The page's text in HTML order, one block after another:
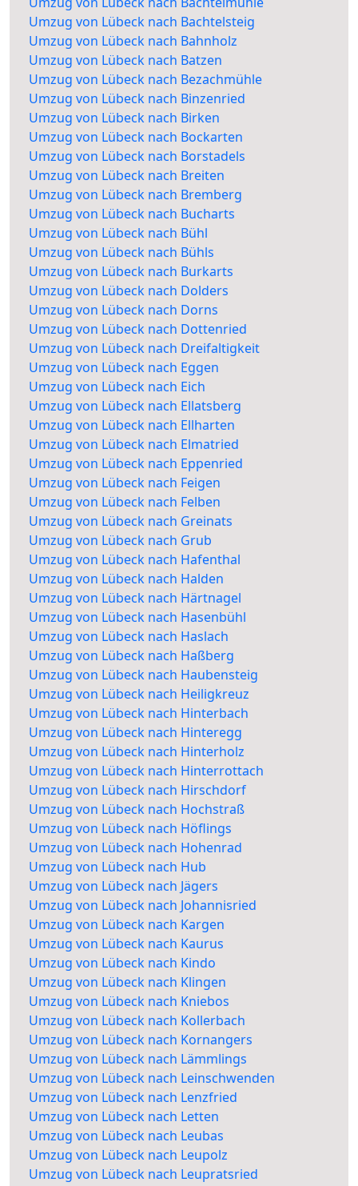
Umzug von Lübeck nach Bachtelsteig
Umzug von Lübeck nach Bahnholz
Umzug von Lübeck nach Batzen
Umzug von Lübeck nach Bezachmühle
Umzug von Lübeck nach Binzenried
Umzug von Lübeck nach Birken
Umzug von Lübeck nach Bockarten
Umzug von Lübeck nach Borstadels
Umzug von Lübeck nach Breiten
Umzug von Lübeck nach Bremberg
Umzug von Lübeck nach Bucharts
Umzug von Lübeck nach Bühl
Umzug von Lübeck nach Bühls
Umzug von Lübeck nach Burkarts
Umzug von Lübeck nach Dolders
Umzug von Lübeck nach Dorns
Umzug von Lübeck nach Dottenried
Umzug von Lübeck nach Dreifaltigkeit
Umzug von Lübeck nach Eggen
Umzug von Lübeck nach Eich
Umzug von Lübeck nach Ellatsberg
Umzug von Lübeck nach Ellharten
Umzug von Lübeck nach Elmatried
Umzug von Lübeck nach Eppenried
Umzug von Lübeck nach Feigen
Umzug von Lübeck nach Felben
Umzug von Lübeck nach Greinats
Umzug von Lübeck nach Grub
Umzug von Lübeck nach Hafenthal
Umzug von Lübeck nach Halden
Umzug von Lübeck nach Härtnagel
Umzug von Lübeck nach Hasenbühl
Umzug von Lübeck nach Haslach
Umzug von Lübeck nach Haßberg
Umzug von Lübeck nach Haubensteig
Umzug von Lübeck nach Heiligkreuz
Umzug von Lübeck nach Hinterbach
Umzug von Lübeck nach Hinteregg
Umzug von Lübeck nach Hinterholz
Umzug von Lübeck nach Hinterrottach
Umzug von Lübeck nach Hirschdorf
Umzug von Lübeck nach Hochstraß
Umzug von Lübeck nach Höflings
Umzug von Lübeck nach Hohenrad
Umzug von Lübeck nach Hub
Umzug von Lübeck nach Jägers
Umzug von Lübeck nach Johannisried
Umzug von Lübeck nach Kargen
Umzug von Lübeck nach Kaurus
Umzug von Lübeck nach Kindo
Umzug von Lübeck nach Klingen
Umzug von Lübeck nach Kniebos
Umzug von Lübeck nach Kollerbach
Umzug von Lübeck nach Kornangers
Umzug von Lübeck nach Lämmlings
Umzug von Lübeck nach Leinschwenden
Umzug von Lübeck nach Lenzfried
Umzug von Lübeck nach Letten
Umzug von Lübeck nach Leubas
Umzug von Lübeck nach Leupolz
Umzug von Lübeck nach Leupratsried